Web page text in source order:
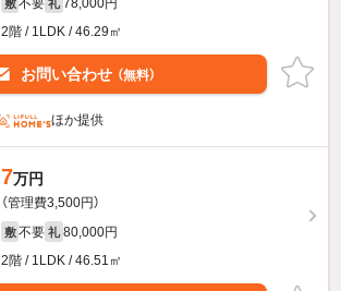
敷 不要 礼 78,000円
2階 / 1LDK / 46.29㎡
お問い合わせ （無料）
ほか提供
7万円
（管理費3,500円）
敷 不要 礼 80,000円
2階 / 1LDK / 46.51㎡